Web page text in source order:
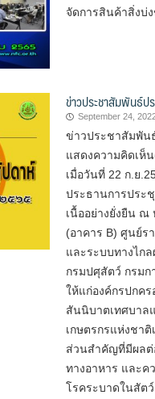
จัดการสินค้าสิ่งบ่
ข่าวประชาสัมพันธ์
September 24,
ข่าวประชาสัมพัน
แสดงความคิดเห็
เมื่อวันที่ 22 ก.ย
ประธานการประ
เนื้ออย่างยั่งยืน ณ
(อาคาร B) ศูนย์ร
และระบบทางไก
กรมปศุสัตว์ กรมก
ให้แก่องค์กรปกค
สันนิบาตเทศบาล
เกษตรกรแห่งชา
ส่วนสำคัญที่มีผลต่
ทางอาหาร และค
โรคระบาดในสัต